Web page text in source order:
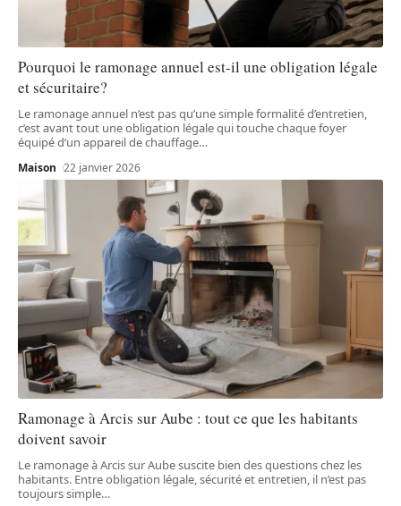
Pourquoi le ramonage annuel est-il une obligation légale
et sécuritaire?
Le ramonage annuel n’est pas qu’une simple formalité d’entretien,
c’est avant tout une obligation légale qui touche chaque foyer
équipé d’un appareil de chauffage…
Maison 22 janvier 2026
Ramonage à Arcis sur Aube : tout ce que les habitants
doivent savoir
Le ramonage à Arcis sur Aube suscite bien des questions chez les
habitants. Entre obligation légale, sécurité et entretien, il n’est pas
toujours simple…